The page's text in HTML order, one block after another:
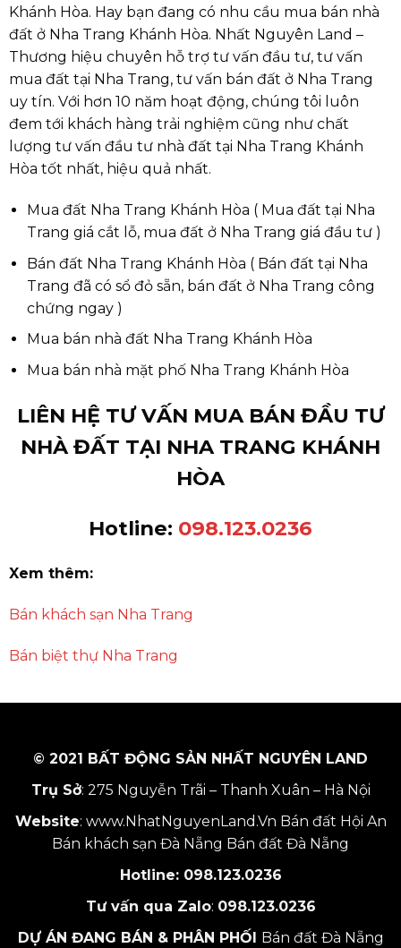
Khánh Hòa. Hay bạn đang có nhu cầu mua bán nhà
đất ở Nha Trang Khánh Hòa. Nhất Nguyên Land –
Thương hiệu chuyên hỗ trợ tư vấn đầu tư, tư vấn
mua đất tại Nha Trang, tư vấn bán đất ở Nha Trang
uy tín. Với hơn 10 năm hoạt động, chúng tôi luôn
đem tới khách hàng trải nghiệm cũng như chất
lượng tư vấn đầu tư nhà đất tại Nha Trang Khánh
Hòa tốt nhất, hiệu quả nhất.
Mua đất Nha Trang Khánh Hòa ( Mua đất tại Nha
Trang giá cắt lỗ, mua đất ở Nha Trang giá đầu tư )
Bán đất Nha Trang Khánh Hòa ( Bán đất tại Nha
Trang đã có sổ đỏ sẵn, bán đất ở Nha Trang công
chứng ngay )
Mua bán nhà đất Nha Trang Khánh Hòa
Mua bán nhà mặt phố Nha Trang Khánh Hòa
LIÊN HỆ TƯ VẤN MUA BÁN ĐẦU TƯ
NHÀ ĐẤT TẠI NHA TRANG KHÁNH
HÒA
Hotline: 098.123.0236
Xem thêm:
Bán khách sạn Nha Trang
Bán biệt thự Nha Trang
© 2021 BẤT ĐỘNG SẢN NHẤT NGUYÊN LAND
Trụ Sở: 275 Nguyễn Trãi – Thanh Xuân – Hà Nội
Website: www.NhatNguyenLand.Vn Bán đất Hội An
Bán khách sạn Đà Nẵng Bán đất Đà Nẵng
Hotline: 098.123.0236
Tư vấn qua Zalo: 098.123.0236
DỰ ÁN ĐANG BÁN & PHÂN PHỐI
Bán đất Đà Nẵng